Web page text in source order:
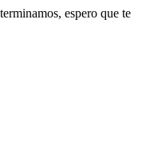
espero que te